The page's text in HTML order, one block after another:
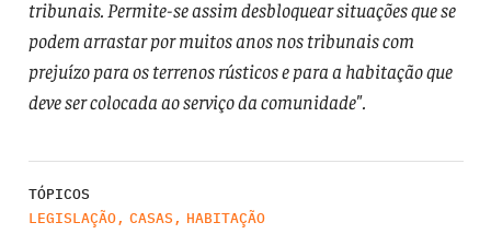
tribunais. Permite-se assim desbloquear situações que se
podem arrastar por muitos anos nos tribunais com
prejuízo para os terrenos rústicos e para a habitação que
deve ser colocada ao serviço da comunidade".
TÓPICOS
LEGISLAÇÃO, CASAS , HABITAÇÃO